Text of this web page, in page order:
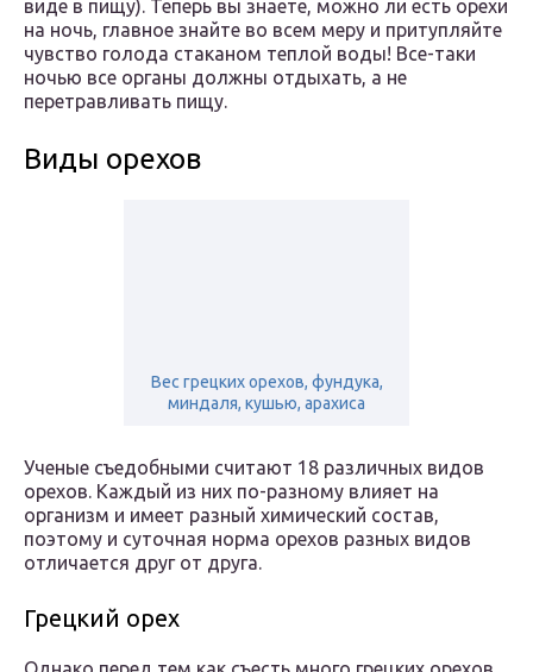
виде в пищу). Теперь вы знаете, можно ли есть орехи
на ночь, главное знайте во всем меру и притупляйте
чувство голода стаканом теплой воды! Все-таки
ночью все органы должны отдыхать, а не
перетравливать пищу.
Виды орехов
Вес грецких орехов, фундука,
миндаля, кушью, арахиса
Ученые съедобными считают 18 различных видов
орехов. Каждый из них по-разному влияет на
организм и имеет разный химический состав,
поэтому и суточная норма орехов разных видов
отличается друг от друга.
Грецкий орех